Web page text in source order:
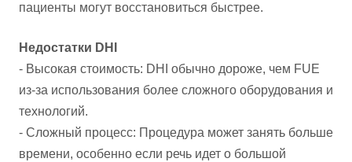
пациенты могут восстановиться быстрее.
Недостатки DHI
- Высокая стоимость: DHI обычно дороже, чем FUE
из-за использования более сложного оборудования и
технологий.
- Сложный процесс: Процедура может занять больше
времени, особенно если речь идет о большой